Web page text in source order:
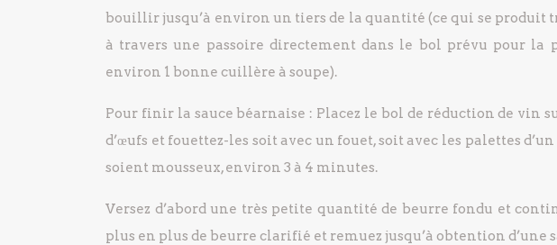
bouillir jusqu’à environ un tiers de la quantité (ce qui se produit
à travers une passoire directement dans le bol prévu pour la
environ 1 bonne cuillère à soupe).
Pour finir la sauce béarnaise : Placez le bol de réduction de vin
d’œufs et fouettez-les soit avec un fouet, soit avec les palettes
soient mousseux, environ 3 à 4 minutes.
Versez d’abord une très petite quantité de beurre fondu et
plus en plus de beurre clarifié et remuez jusqu’à obtention d’une